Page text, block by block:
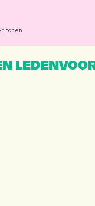
tonen